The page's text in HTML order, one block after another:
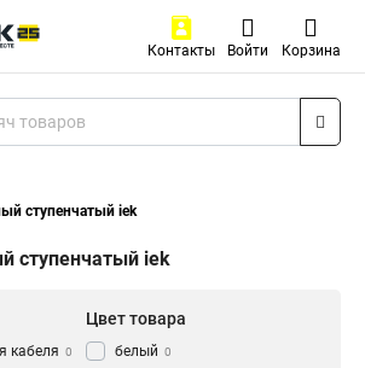
Контакты Войти Корзина
ступенчатый iek
ступенчатый iek
кабеля 0
Цвет товара
белый 0